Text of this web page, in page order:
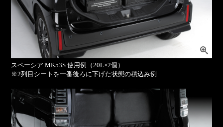
スペーシア MK53S 使用例（20L×2個）
※2列目シートを一番後ろに下げた状態の積込み例